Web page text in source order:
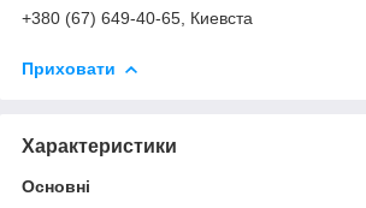
+380 (67) 649-40-65, Киевста
Приховати
Характеристики
Основні